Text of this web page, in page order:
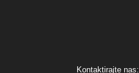
Kontaktirajte nas: